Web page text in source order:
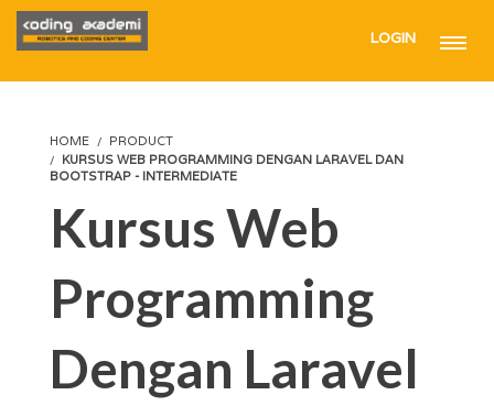
LOGIN
HOME
PRODUCT
KURSUS WEB PROGRAMMING DENGAN LARAVEL DAN
BOOTSTRAP - INTERMEDIATE
Kursus Web
Programming
Dengan Laravel